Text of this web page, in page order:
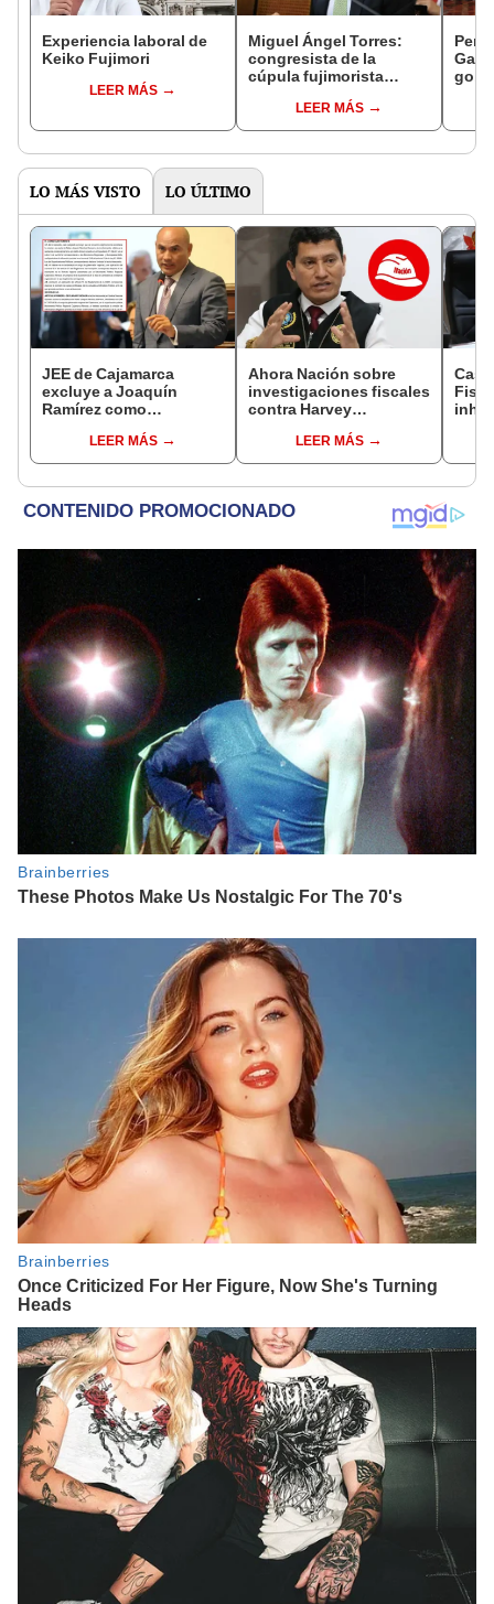
Experiencia laboral de
Keiko Fujimori
LEER MÁS
Miguel Ángel Torres:
congresista de la
cúpula fujimorista
del SenadoLEER MÁS
LO MÁS VISTO LO ÚLTIMO
JEE de Cajamarca
excluye a Joaquín
Ramírez como
regional por ocultar
sentencia
LEER MÁS
Ahora Nación sobre
investigaciones fiscales
contra Harvey
Público no puede ser
utilizado políticamente"
LEER MÁS